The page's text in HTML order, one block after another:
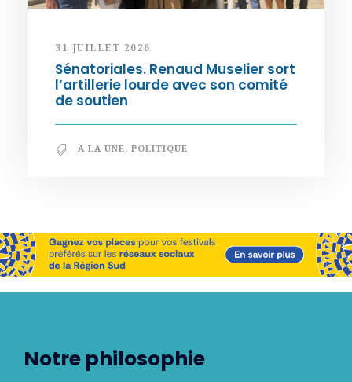
31 JUILLET 2026
Sénatoriales. Renaud Muselier sort
l’artillerie lourde avec son comité
de soutien
A LA UNE, POLITIQUE
Notre philosophie